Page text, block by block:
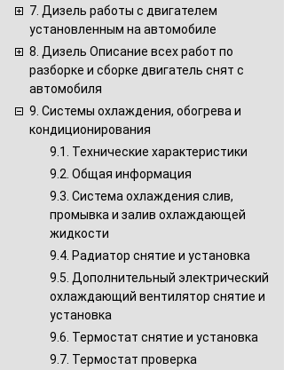
7. Дизель работы с двигателем
установленным на автомобиле
8. Дизель Описание всех работ по
разборке и сборке двигатель снят с
автомобиля
9. Системы охлаждения, обогрева и
кондиционирования
9.1. Технические характеристики
9.2. Общая информация
9.3. Система охлаждения слив,
промывка и залив охлаждающей
жидкости
9.4. Радиатор снятие и установка
9.5. Дополнительный электрический
охлаждающий вентилятор снятие и
установка
9.6. Термостат снятие и установка
9.7. Термостат проверка